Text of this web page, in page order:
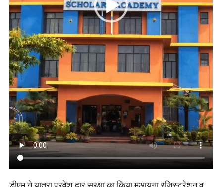
डीएम ने यात्रा प्रवेश द्वार सुरक्षा का किया मुआयना रजिस्ट्रेशन व